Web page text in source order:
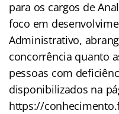
para os cargos de
foco em
Administrativo,
concorrência quanto
pessoas com
disponibilizados na
https://